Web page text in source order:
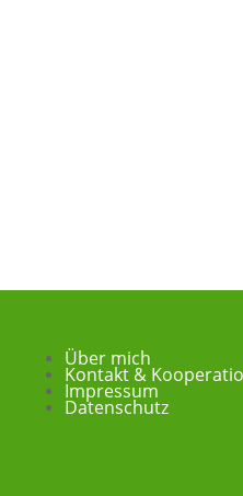
Über mich
Kontakt &
Impressum
Datenschutz